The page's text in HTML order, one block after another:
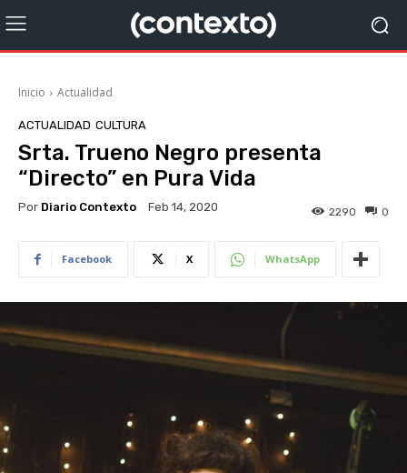
Inicio Actualidad
ACTUALIDAD CULTURA
Srta. Trueno Negro presenta
“Directo” en Pura Vida
Por Diario Contexto Feb 14, 2020 0
2290
Facebook X WhatsApp